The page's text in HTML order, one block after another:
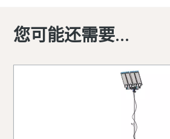
您可能还需要...